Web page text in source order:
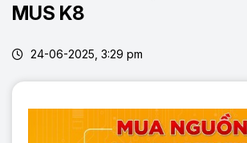
MUS K8
24-06-2025, 3:29 pm